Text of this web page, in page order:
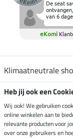
De seat
van 6
en deze
Heerlijk
elkaar in
eKomi
Klimaatneutrale
Verzending per
Heb jij ook een
Wij ook! We gebruiken
online winkelen aan te
relevante producten voor
over onze gebruikers en